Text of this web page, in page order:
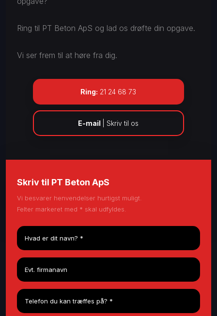
Ring til PT Beton ApS og lad os drøfte din opgave.
Vi ser frem til at høre fra dig.
Ring: 21 24 68 73
E-mail | Skriv til os
Skriv til PT Beton ApS
Vi besvarer henvendelser hurtigst muligt.
​Felter markeret med * skal udfyldes.